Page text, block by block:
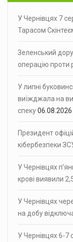
У Чернівцях 7
Тарасом
Зеленський
операцію проти
У липні
виїжджала на
спеку06.08.2026
Президент
кібербезпеки
У Чернівцях
крові виявили
У Чернівцях
на добу
У Чернівцях 6-7